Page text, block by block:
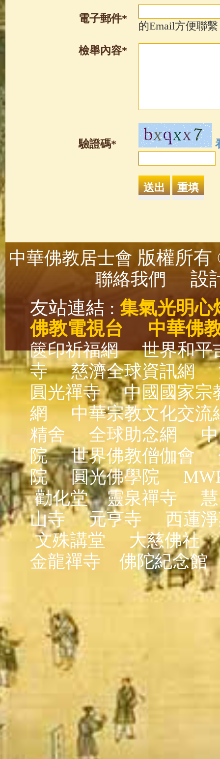
電子郵件*
的Email方便聯繫
檢舉內容*
驗證碼*
中華佛教居士會 版權所
聯絡我們
設
友站連結 : 集氣光明心
佛教電視台
中華佛
篋印祈福網
世界和平
寺
慈濟全球資訊網
圓光禪寺
中國國家宗
網
中華宗教文化交流
精舍
全球助念網
院
世界佛教僧伽會
院
圓光佛學院
勸化堂
靈泉禪寺
山寺
元亨寺
西蓮
文殊講堂
大慈佛社
金龍禪寺
佛陀紀念館